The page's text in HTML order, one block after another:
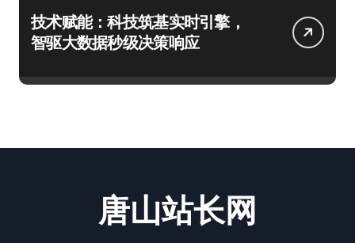
技术赋能：科技筑基实时引擎，
智驱大数据秒级决策响应
唐山站长网